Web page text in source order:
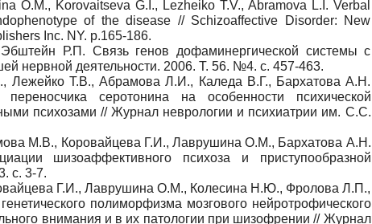
O.M., Korovaitseva G.I., Lezheiko T.V., Abramova L.I. Verbal
of the disease // Schizoaffective Disorder: New
Inc. NY. p.165-186.
Р.П. Связь генов дофаминергической системы с
нервной деятельности. 2006. Т. 56. №4. с. 457-463.
Лежейко Т.В., Абрамова Л.И., Каледа В.Г., Бархатова А.Н.
серотонина на особенности психической
психозами // Журнал неврологии и психиатрии им. С.С.
М.В., Коровайцева Г.И., Лаврушина О.М., Бархатова А.Н.
шизоаффективного психоза и приступообразной
с. 3-7.
Г.И., Лаврушина О.М., Колесина Н.Ю., Фролова Л.П.,
полиморфизма мозгового нейротрофического
внимания и в их патологии при шизофрении // Журнал